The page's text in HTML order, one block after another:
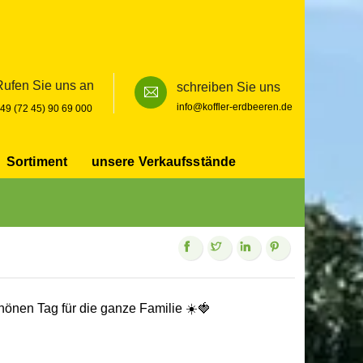
Sie uns an
(72 45) 90 69 000
schreiben Sie uns
info@koffler-erdbeeren.de
Sortiment
unsere Verkaufsstände
Search
Tag für die ganze Familie ☀️🍓